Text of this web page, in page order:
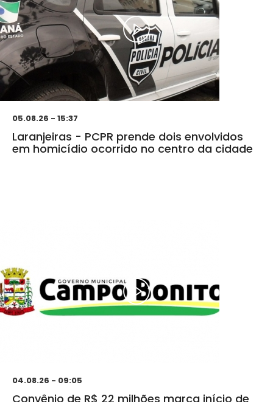
05.08.26 - 15:37
Laranjeiras - PCPR prende dois envolvidos
em homicídio ocorrido no centro da cidade
04.08.26 - 09:05
Convênio de R$ 22 milhões marca início de